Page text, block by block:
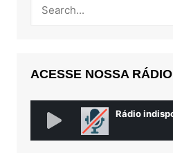
ACESSE NOSSA RÁDIO